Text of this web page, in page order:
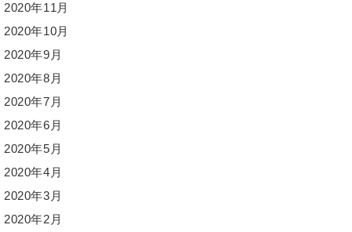
2020年11月
2020年10月
2020年9月
2020年8月
2020年7月
2020年6月
2020年5月
2020年4月
2020年3月
2020年2月